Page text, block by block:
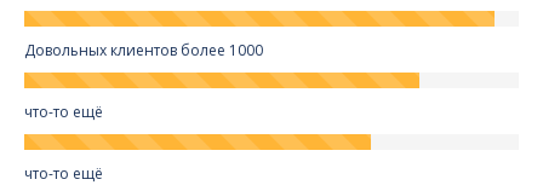
Довольных клиентов более 1000
что-то ещё
что-то ещё